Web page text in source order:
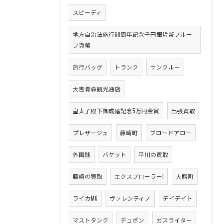
スピーディ
地方自治法施行60周年記念千円銀貨幣プルー
フ貨幣
旅行バッグ トランク サンクルー
大吉青森観光通店
皇太子殿下御成婚記念5万円金貨 出張買取
プレザージュ 藤崎町 ブロードアロー
外国銭 バケット 平川の買取
藤崎の買取 エクスプローラーI 大鰐町
ライカM6 ヴァレンティノ デイデイト
マストタンク デュポン ガスライター